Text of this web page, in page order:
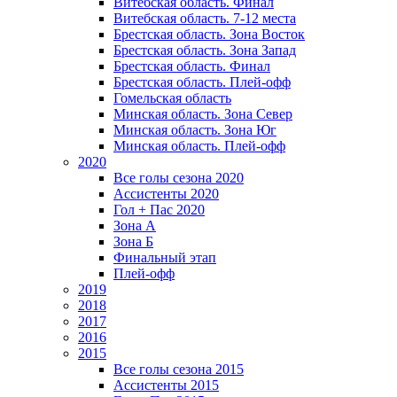
Витебская область. 7-12 места
Брестская область. Зона Восток
Брестская область. Зона Запад
Брестская область. Финал
Брестская область. Плей-офф
Гомельская область
Минская область. Зона Север
Минская область. Зона Юг
Минская область. Плей-офф
2020
Все голы сезона 2020
Ассистенты 2020
Гол + Пас 2020
Зона А
Зона Б
Финальный этап
Плей-офф
2019
2018
2017
2016
2015
Все голы сезона 2015
Ассистенты 2015